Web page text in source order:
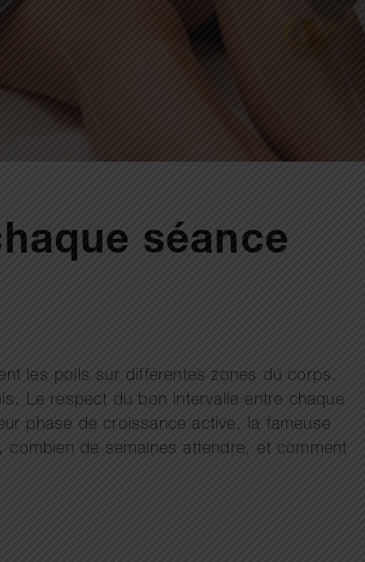
séance
les poils sur différentes zones du corps.
Le respect du bon intervalle entre chaque
phase de croissance active, la fameuse
de semaines attendre, et comment